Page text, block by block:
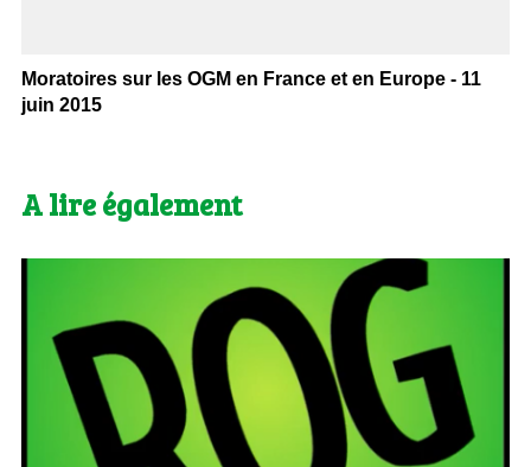
Moratoires sur les OGM en France et en Europe - 11
juin 2015
A lire également